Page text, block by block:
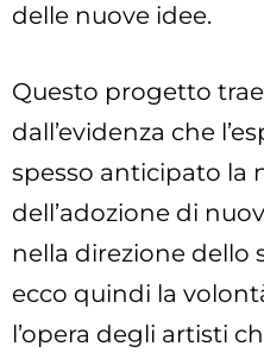
delle nuove idee.
Questo progetto
dall’evidenza che
spesso anticipato la
dell’adozione di
nella direzione dello
ecco quindi la
l’opera degli artisti